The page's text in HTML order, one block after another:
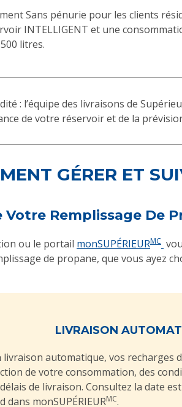
Sans pénurie pour les clients
INTELLIGENT et une
litres.
: l’équipe des livraisons de
de votre réservoir et de la
GÉRER ET
Votre Remplissage De
ou le portail monSUPÉRIEURMC
de propane, que vous ayez
LIVRAISON
livraison automatique, vos recharges
de votre consommation, des
de livraison. Consultez la date
dans monSUPÉRIEURMC.